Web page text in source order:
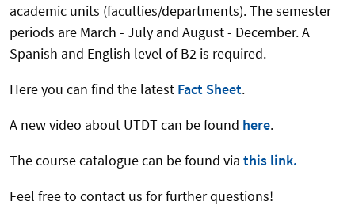
academic units (faculties/departments). The semester
periods are March - July and August - December. A
Spanish and English level of B2 is required.
Here you can find the latest Fact Sheet.
A new video about UTDT can be found here.
The course catalogue can be found via this link.
Feel free to contact us for further questions!